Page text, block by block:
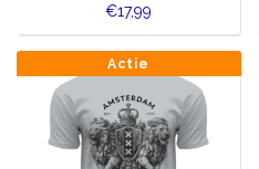
€17,99
Actie